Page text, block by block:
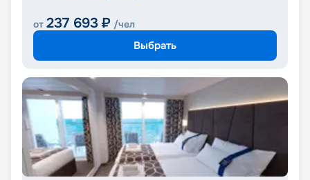
от 237 693 ₽ /чел
Выбрать